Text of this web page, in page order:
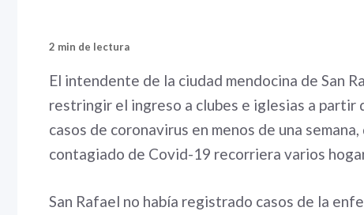
2 min de lectura
El intendente de la ciudad mendocina de San
restringir el ingreso a clubes e iglesias a
casos de coronavirus en menos de una
contagiado de Covid-19 recorriera varios
San Rafael no había registrado casos de la